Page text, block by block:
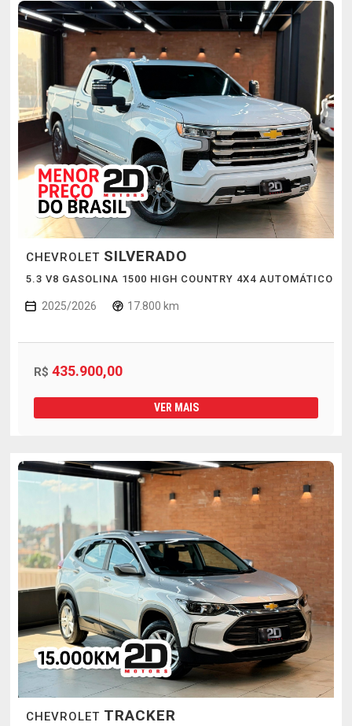
CHEVROLET SILVERADO
5.3 V8 GASOLINA 1500 HIGH COUNTRY 4X4 AUTOMÁTICO
2025/2026 17.800 km
R$ 435.900,00
VER MAIS
CHEVROLET TRACKER